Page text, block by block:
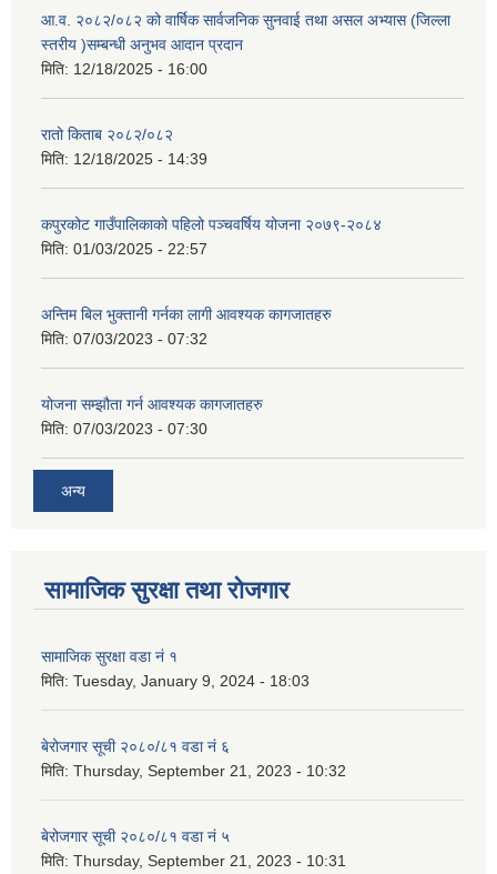
आ.व. २०८२/०८२ को वार्षिक सार्वजनिक सुनवाई तथा असल अभ्यास (जिल्ला
स्तरीय )सम्बन्धी अनुभव आदान प्रदान
मिति: 12/18/2025 - 16:00
रातो किताब २०८२/०८२
मिति: 12/18/2025 - 14:39
कपुरकोट गाउँपालिकाको पहिलो पञ्चवर्षिय योजना २०७९-२०८४
मिति: 01/03/2025 - 22:57
अन्तिम बिल भुक्तानी गर्नका लागी आवश्यक कागजातहरु
मिति: 07/03/2023 - 07:32
योजना सम्झौता गर्न आवश्यक कागजातहरु
मिति: 07/03/2023 - 07:30
अन्य
सामाजिक सुरक्षा तथा रोजगार
सामाजिक सुरक्षा वडा नं १
मिति: Tuesday, January 9, 2024 - 18:03
बेरोजगार सूची २०८०/८१ वडा नं ६
मिति: Thursday, September 21, 2023 - 10:32
बेरोजगार सूची २०८०/८१ वडा नं ५
मिति: Thursday, September 21, 2023 - 10:31